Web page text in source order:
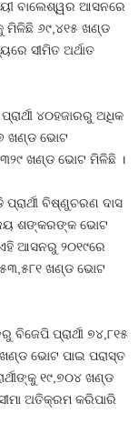
ବାଲେଶ୍ୱର ଆସନରେ
ମିଳିଛି ୬୯,୪୧୫ ଖଣ୍ଡ
ସୀମିତ ଅର୍ଥାତ
୪୦ହଜାରରୁ ଅଧିକ
ଖଣ୍ଡ ଭୋଟ
ଖଣ୍ଡ ଭୋଟ ମିଳିଛି ।
ପ୍ରାର୍ଥୀ ବିଷ୍ଣୁଚରଣ ଦାସ
ଶଙ୍କରଙ୍କ ଭୋଟ
ଏହି ଆସନରୁ ୨୦୧୯ରେ
୫୩,୫୮୧ ଖଣ୍ଡ ଭୋଟ
ପ୍ରାର୍ଥୀ ୭୪,୮୧୫
ଖଣ୍ଡ ଭୋଟ ପାଇ ପରାସ୍ତ
୧୯,୭୦୪ ଖଣ୍ଡ
ଅତିକ୍ରମ କରିପାରି